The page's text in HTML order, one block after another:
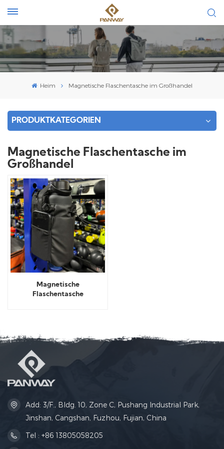
Heim Magnetische Flaschentasche im Großhandel
PRODUKTKATEGORIEN
Magnetische Flaschentasche im
Großhandel
Magnetische
Flaschentasche
Add: 3/F., Bldg. 10, Zone C, Pushang Industrial Park,
Jinshan, Cangshan, Fuzhou, Fujian, China
Tel : +86 13805058205